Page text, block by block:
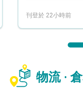
刊登於 22小時前
物流 ·